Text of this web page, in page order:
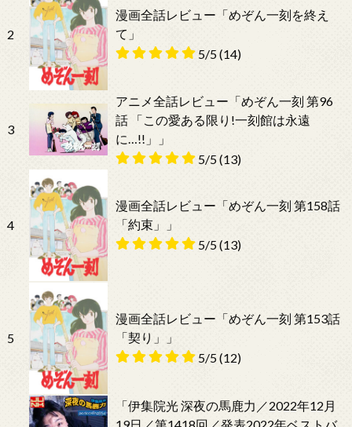
2
漫画全話レビュー「めぞん一刻を終え
て」
5/5(14)
3
アニメ全話レビュー「めぞん一刻 第96
話 「この愛ある限り!一刻館は永遠
に…!!」」
5/5(13)
4
漫画全話レビュー「めぞん一刻 第158話
「約束」」
5/5(13)
5
漫画全話レビュー「めぞん一刻 第153話
「契り」」
5/5(12)
「伊集院光 深夜の馬鹿力／2022年12月